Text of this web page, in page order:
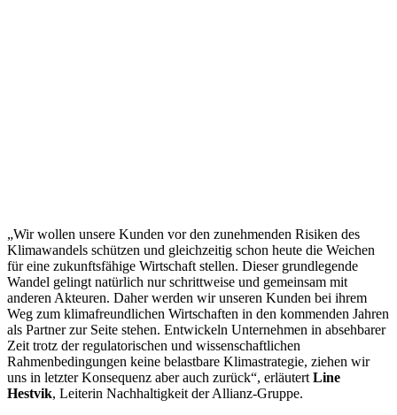
„Wir wollen unsere Kunden vor den zunehmenden Risiken des
Klimawandels schützen und gleichzeitig schon heute die Weichen
für eine zukunftsfähige Wirtschaft stellen. Dieser grundlegende
Wandel gelingt natürlich nur schrittweise und gemeinsam mit
anderen Akteuren. Daher werden wir unseren Kunden bei ihrem
Weg zum klimafreundlichen Wirtschaften in den kommenden Jahren
als Partner zur Seite stehen. Entwickeln Unternehmen in absehbarer
Zeit trotz der regulatorischen und wissenschaftlichen
Rahmenbedingungen keine belastbare Klimastrategie, ziehen wir
uns in letzter Konsequenz aber auch zurück“, erläutertLine
Hestvik, Leiterin Nachhaltigkeit der Allianz-Gruppe.